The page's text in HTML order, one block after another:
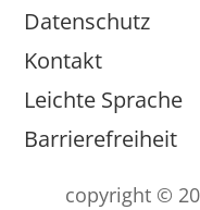
Datenschutz
Kontakt
Leichte Sprache
Barrierefreiheit
copyright ©